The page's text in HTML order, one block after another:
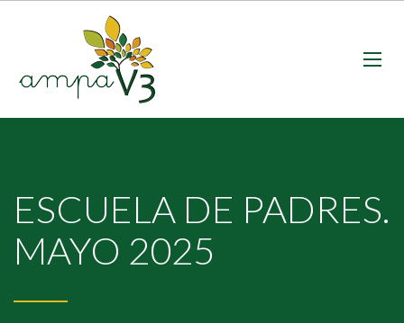
ESCUELA DE PADRES.
MAYO 2025